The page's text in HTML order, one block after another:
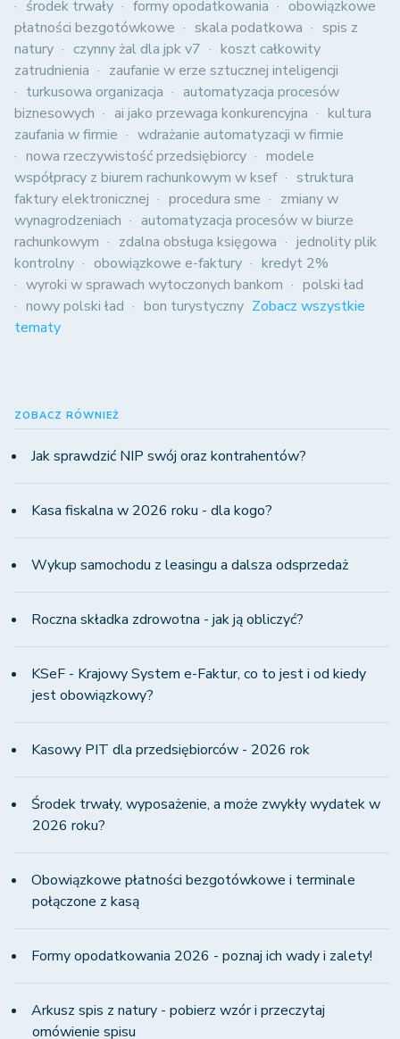
środek trwały formy opodatkowania
obowiązkowe
płatności bezgotówkowe
skala podatkowa
spis z
natury
czynny żal dla jpk v7
koszt całkowity
zatrudnienia
zaufanie w erze sztucznej inteligencji
turkusowa organizacja
automatyzacja procesów
biznesowych
ai jako przewaga konkurencyjna
kultura
zaufania w firmie
wdrażanie automatyzacji w firmie
nowa rzeczywistość przedsiębiorcy
modele
współpracy z biurem rachunkowym w ksef
struktura
faktury elektronicznej
procedura sme
zmiany w
wynagrodzeniach
automatyzacja procesów w biurze
rachunkowym
zdalna obsługa księgowa
jednolity plik
kontrolny
obowiązkowe e-faktury
kredyt 2%
wyroki w sprawach wytoczonych bankom
polski ład
nowy polski ład
bon turystyczny Zobacz wszystkie
tematy
ZOBACZ RÓWNIEŻ
Jak sprawdzić NIP swój oraz kontrahentów?
Kasa fiskalna w 2026 roku - dla kogo?
Wykup samochodu z leasingu a dalsza odsprzedaż
Roczna składka zdrowotna - jak ją obliczyć?
KSeF - Krajowy System e-Faktur, co to jest i od kiedy
jest obowiązkowy?
Kasowy PIT dla przedsiębiorców - 2026 rok
Środek trwały, wyposażenie, a może zwykły wydatek w
2026 roku?
Obowiązkowe płatności bezgotówkowe i terminale
połączone z kasą
Formy opodatkowania 2026 - poznaj ich wady i zalety!
Arkusz spis z natury - pobierz wzór i przeczytaj
omówienie spisu